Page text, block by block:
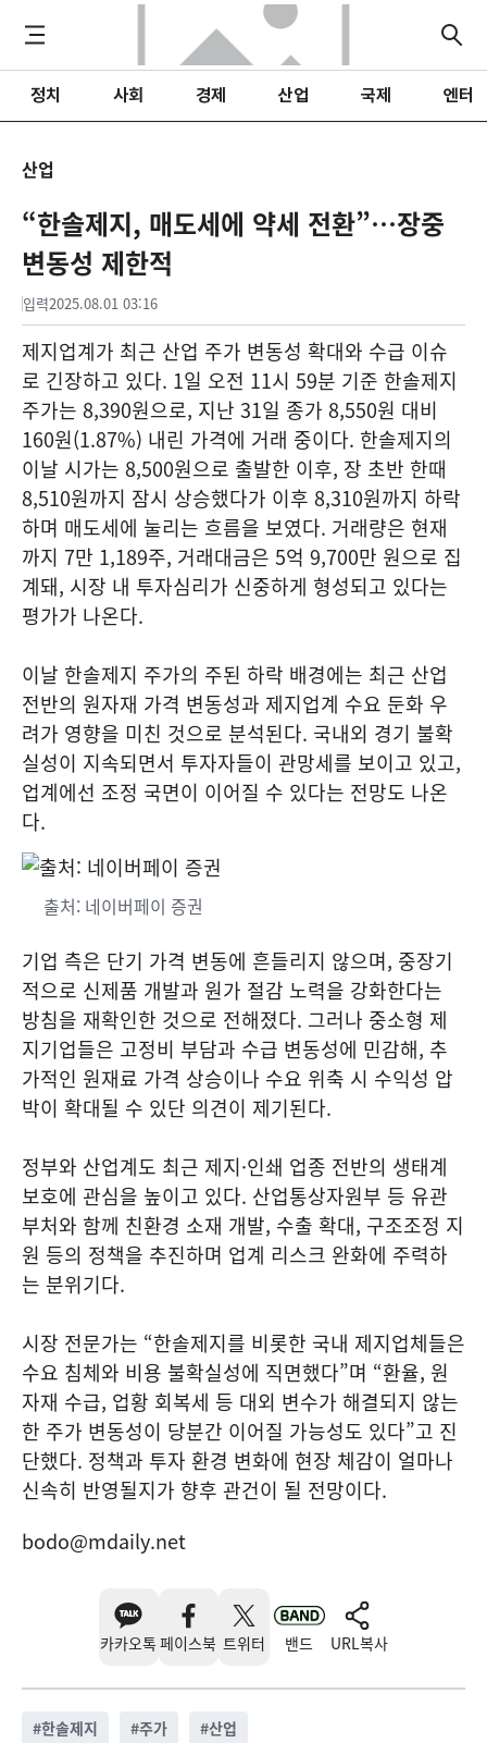
정치 사회 경제 산업 국제 엔터
산업
“한솔제지, 매도세에 약세 전환”…장중
변동성 제한적
입력2025.08.01 03:16
제지업계가 최근 산업 주가 변동성 확대와 수급 이슈
로 긴장하고 있다. 1일 오전 11시 59분 기준 한솔제지
주가는 8,390원으로, 지난 31일 종가 8,550원 대비
160원(1.87%) 내린 가격에 거래 중이다. 한솔제지의
이날 시가는 8,500원으로 출발한 이후, 장 초반 한때
8,510원까지 잠시 상승했다가 이후 8,310원까지 하락
하며 매도세에 눌리는 흐름을 보였다. 거래량은 현재
까지 7만 1,189주, 거래대금은 5억 9,700만 원으로 집
계돼, 시장 내 투자심리가 신중하게 형성되고 있다는
평가가 나온다.
이날 한솔제지 주가의 주된 하락 배경에는 최근 산업
전반의 원자재 가격 변동성과 제지업계 수요 둔화 우
려가 영향을 미친 것으로 분석된다. 국내외 경기 불확
실성이 지속되면서 투자자들이 관망세를 보이고 있고,
업계에선 조정 국면이 이어질 수 있다는 전망도 나온
다.
출처: 네이버페이 증권
기업 측은 단기 가격 변동에 흔들리지 않으며, 중장기
적으로 신제품 개발과 원가 절감 노력을 강화한다는
방침을 재확인한 것으로 전해졌다. 그러나 중소형 제
지기업들은 고정비 부담과 수급 변동성에 민감해, 추
가적인 원재료 가격 상승이나 수요 위축 시 수익성 압
박이 확대될 수 있단 의견이 제기된다.
정부와 산업계도 최근 제지·인쇄 업종 전반의 생태계
보호에 관심을 높이고 있다. 산업통상자원부 등 유관
부처와 함께 친환경 소재 개발, 수출 확대, 구조조정 지
원 등의 정책을 추진하며 업계 리스크 완화에 주력하
는 분위기다.
시장 전문가는 “한솔제지를 비롯한 국내 제지업체들은
수요 침체와 비용 불확실성에 직면했다”며 “환율, 원
자재 수급, 업황 회복세 등 대외 변수가 해결되지 않는
한 주가 변동성이 당분간 이어질 가능성도 있다”고 진
단했다. 정책과 투자 환경 변화에 현장 체감이 얼마나
신속히 반영될지가 향후 관건이 될 전망이다.
bodo@mdaily.net
카카오톡 페이스북 트위터 밴드 URL복사
#한솔제지 #주가 #산업